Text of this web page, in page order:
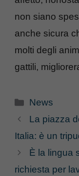
non siano
anche sicura
molti degli
gattili,
Categorie
News
La piazza
Italia: è un
È la lingua
richiesta per